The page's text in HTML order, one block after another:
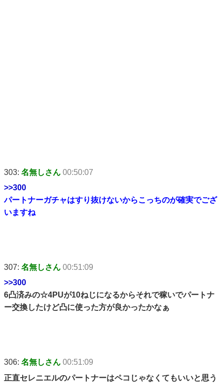
303: 名無しさん 00:50:07
>>300
パートナーガチャはすり抜けないからこっちのが確実でござ
いますね
307: 名無しさん 00:51:09
>>300
6凸済みの☆4PUが10ねじになるからそれで稼いでパートナ
ー交換したけど凸に使った方が良かったかなぁ
306: 名無しさん 00:51:09
正直セレニエルのパートナーはペコじゃなくてもいいと思う